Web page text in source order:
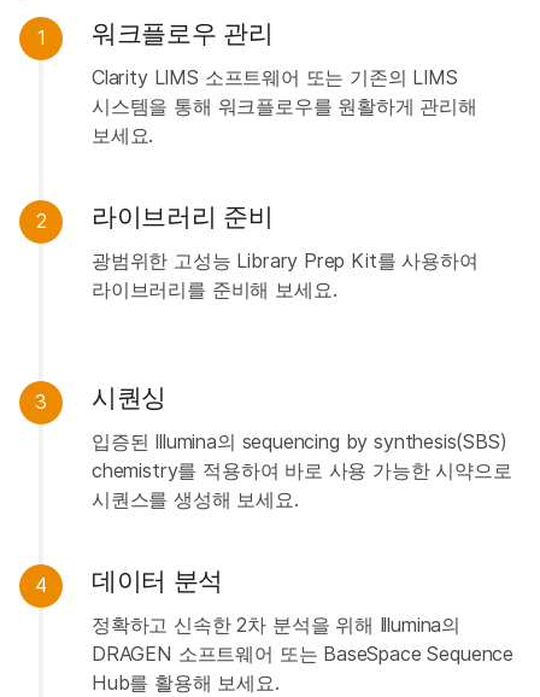
1 워크플로우 관리
Clarity LIMS 소프트웨어 또는 기존의 LIMS
시스템을 통해 워크플로우를 원활하게 관리해
보세요.
2 라이브러리 준비
광범위한 고성능 Library Prep Kit를 사용하여
라이브러리를 준비해 보세요.
3 시퀀싱
입증된 Illumina의 sequencing by synthesis(SBS)
chemistry를 적용하여 바로 사용 가능한 시약으로
시퀀스를 생성해 보세요.
4 데이터 분석
정확하고 신속한 2차 분석을 위해 Illumina의
DRAGEN 소프트웨어 또는 BaseSpace Sequence
Hub를 활용해 보세요.